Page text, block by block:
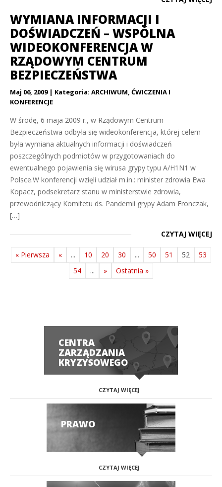
WYMIANA INFORMACJI I
DOŚWIADCZEŃ – WSPÓLNA
WIDEOKONFERENCJA W
RZĄDOWYM CENTRUM
BEZPIECZEŃSTWA
Maj 06, 2009 Kategoria: ARCHIWUM, ĆWICZENIA I
KONFERENCJE
W środę, 6 maja 2009 r., w Rządowym Centrum
Bezpieczeństwa odbyła się wideokonferencja, której celem
była wymiana aktualnych informacji i doświadczeń
poszczególnych podmiotów w przygotowaniach do
ewentualnego pojawienia się wirusa grypy typu A/H1N1 w
Polsce.W konferencji wzięli udział m.in.: minister zdrowia Ewa
Kopacz, podsekretarz stanu w ministerstwie zdrowia,
przewodniczący Komitetu ds. Pandemii grypy Adam Fronczak,
[…]
CZYTAJ WIĘCEJ
« Pierwsza « ... 10 20 30 ... 50 51 52
53
54
... » Ostatnia »
CENTRA
ZARZĄDZANIA
KRYZYSOWEGO
CZYTAJ WIĘCEJ
PRAWO
CZYTAJ WIĘCEJ